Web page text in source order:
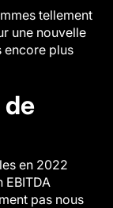
tellement
une nouvelle
encore plus
de
en 2022
EBITDA
pas nous